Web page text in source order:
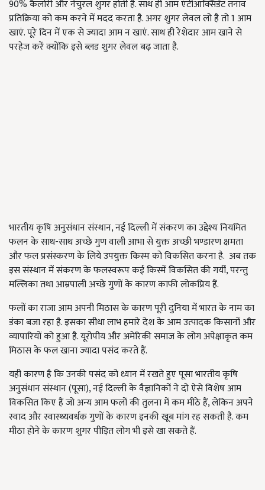
90% कैलोरी और नेचुरल शुगर होती है. साथ ही आम एंटीऑक्सिडेंट तनाव
प्रतिक्रिया को कम करने में मदद करता है. अगर शुगर लेवल लो है तो 1 आम
खाएं. पूरे दिन में एक से ज्यादा आम न खाएं. साथ ही रेशेदार आम खाने से
परहेज करें क्योंकि इसे ब्लड शुगर लेवल बढ़ जाता है.
भारतीय कृषि अनुसंधान संस्थान, नई दिल्ली में संकरण का उद्देश्य नियमित
फलन के साथ-साथ अच्छे गुण वाली आभा से युक्त अच्छी भण्डारण क्षमता
और फल प्रसंस्करण के लिये उपयुक्त किस्म को विकसित करना है. अब तक
इस संस्थान में संकरण के फलस्वरूप कई किस्में विकसित की गयीं, परन्तु
मल्लिका तथा आम्रपाली अच्छे गुणों के कारण काफी लोकप्रिय हैं.
फलों का राजा आम अपनी मिठास के कारण पूरी दुनिया में भारत के नाम का
डंका बजा रहा है. इसका सीधा लाभ हमारे देश के आम उत्पादक किसानों और
व्यापारियों को हुआ है. यूरोपीय और अमेरिकी समाज के लोग अपेक्षाकृत कम
मिठास के फल खाना ज्यादा पसंद करते हैं.
यही कारण है कि उनकी पसंद को ध्यान में रखते हुए पूसा भारतीय कृषि
अनुसंधान संस्थान (पूसा), नई दिल्ली के वैज्ञानिकों ने दो ऐसे विशेष आम
विकसित किए हैं जो अन्य आम फलों की तुलना में कम मीठे हैं, लेकिन अपने
स्वाद और स्वास्थ्यवर्धक गुणों के कारण इनकी खूब मांग रह सकती है. कम
मीठा होने के कारण शुगर पीड़ित लोग भी इसे खा सकते हैं.